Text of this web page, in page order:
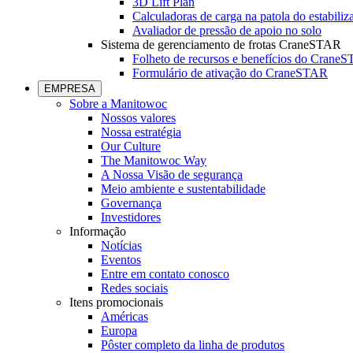
Calculadoras de carga na patola do
Avaliador de pressão de apoio no solo
Sistema de gerenciamento de frotas CraneSTAR
Folheto de recursos e benefícios do
Formulário de ativação do CraneSTAR
EMPRESA
Sobre a Manitowoc
Nossos valores
Nossa estratégia
Our Culture
The Manitowoc Way
A Nossa Visão de segurança
Meio ambiente e sustentabilidade
Governança
Investidores
Informação
Notícias
Eventos
Entre em contato conosco
Redes sociais
Itens promocionais
Américas
Europa
Pôster completo da linha de produtos